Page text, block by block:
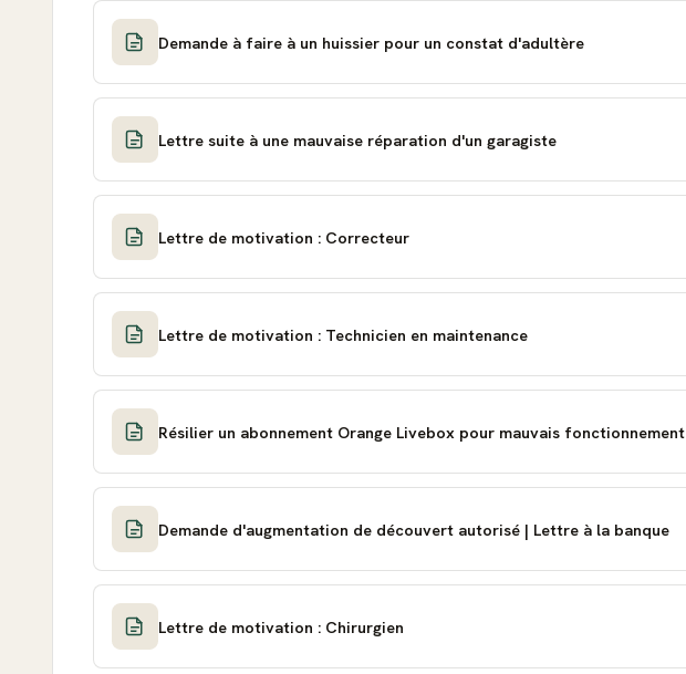
Demande à faire à un huissier pour un constat d'adultère
Lettre suite à une mauvaise réparation d'un garagiste
Lettre de motivation : Correcteur
Lettre de motivation : Technicien en maintenance
Résilier un abonnement Orange Livebox pour mauvais fonctionnement
Demande d'augmentation de découvert autorisé | Lettre à la banque
Lettre de motivation : Chirurgien